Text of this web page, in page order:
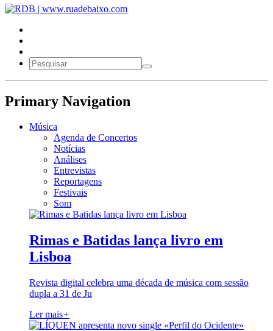
Primary Navigation
Música
Agenda de Concertos
Notícias
Análises
Entrevistas
Reportagens
Festivais
Som
Rimas e Batidas lança livro em
Lisboa
Revista digital celebra uma década de música com sessão
dupla a 31 de Ju
Ler mais+